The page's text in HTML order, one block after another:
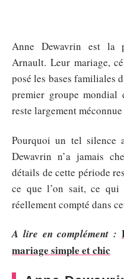
Anne Dewavrin est la
Arnault. Leur mariage,
posé les bases familiales
premier groupe mondial
reste largement
Pourquoi un tel silence
Dewavrin n’a jamais
détails de cette période
ce que l’on sait, ce
réellement compté dans
A lire en complément :
mariage simple et chic